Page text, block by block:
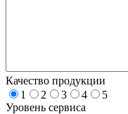
Качество продукции
1
2 3 4
5
Уровень сервиса